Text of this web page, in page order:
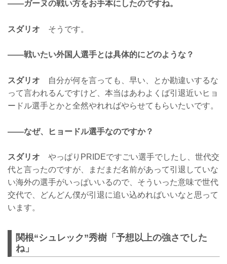
——ガーヌの戦い方をお手本にしたのですね。
スダリオ そうです。
——戦いたい外国人選手とは具体的にどのような？
スダリオ 自分が何を言っても、早い、とか勘違いするな
って言われるんですけど、本当はあわよくば引退近いヒョ
ードル選手とかと全然やれればやらせてもらいたいです。
——なぜ、ヒョードル選手なのですか？
スダリオ やっぱりPRIDEですごい選手でしたし、世代交
代と言ったのですが、まだまだ名前があって引退していな
い海外の選手がいっぱいいるので、そういった意味で世代
交代で、どんどん僕が引退に追い込めればいいなと思って
います。
関根“シュレック”秀樹「予想以上の強さでした
ね」